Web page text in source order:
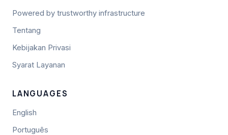
Powered by trustworthy infrastructure
Tentang
Kebijakan Privasi
Syarat Layanan
LANGUAGES
English
Português